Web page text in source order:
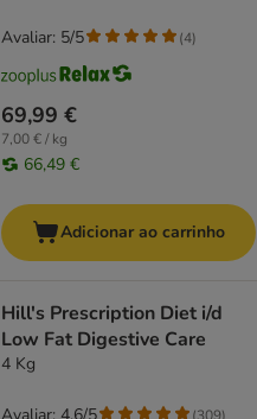
69,99 €
7,00 € / kg
66,49 €
Avaliar: 5/5 (4)
Adicionar ao carrinho
Hill's Prescription Diet i/d
Low Fat Digestive Care
4 Kg
(309)